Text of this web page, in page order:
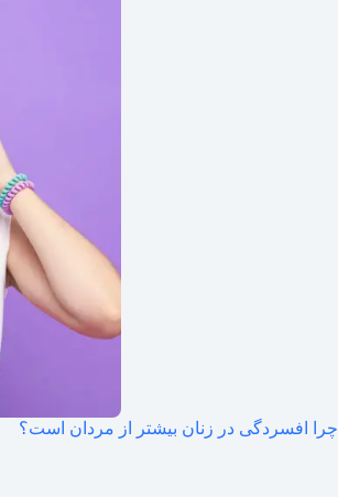
چرا افسردگی در زنان بیشتر از مردان است؟